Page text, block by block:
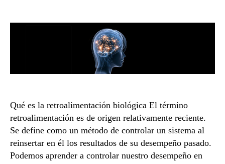
entrada
Qué es la retroalimentación biológica El término
retroalimentación es de origen relativamente reciente.
Se define como un método de controlar un sistema al
reinsertar en él los resultados de su desempeño pasado.
Podemos aprender a controlar nuestro desempeño en